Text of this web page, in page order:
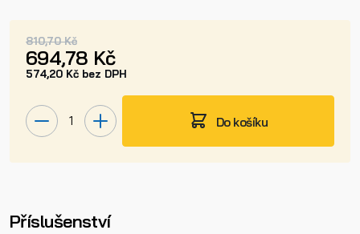
810,70 Kč
694,78 Kč
574,20 Kč bez DPH
Do košíku
Příslušenství